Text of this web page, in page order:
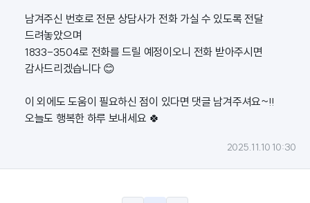
남겨주신 번호로 전문 상담사가 전화 가실 수 있도록 전달
드려놓았으며
1833-3504로 전화를 드릴 예정이오니 전화 받아주시면
감사드리겠습니다 😊
이 외에도 도움이 필요하신 점이 있다면 댓글 남겨주셔요~!!
오늘도 행복한 하루 보내세요 🍀
2025.11.10 10:30